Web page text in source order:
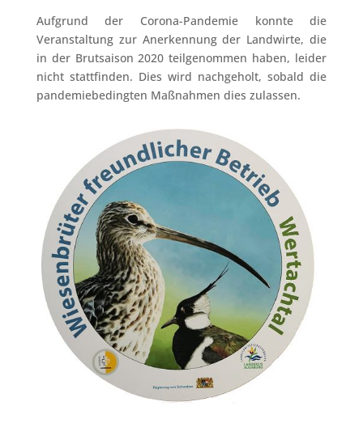
Aufgrund der Corona-Pandemie konnte die
Veranstaltung zur Anerkennung der Landwirte, die
in der Brutsaison 2020 teilgenommen haben, leider
nicht stattfinden. Dies wird nachgeholt, sobald die
pandemiebedingten Maßnahmen dies zulassen.